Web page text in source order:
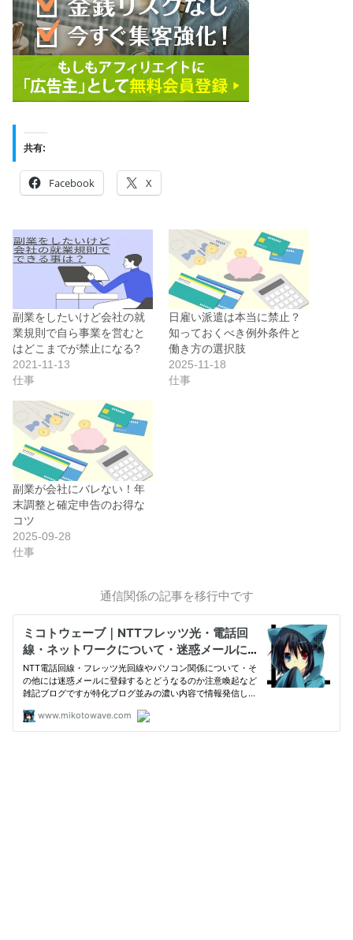
共有:
Facebook X
副業をしたいけど会社の就
業規則で自ら事業を営むと
はどこまでが禁止になる?
2021-11-13
仕事
日雇い派遣は本当に禁止？
知っておくべき例外条件と
働き方の選択肢
2025-11-18
仕事
副業が会社にバレない！年
末調整と確定申告のお得な
コツ
2025-09-28
仕事
通信関係の記事を移行中です